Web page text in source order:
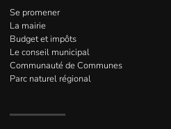
Se promener
La mairie
Budget et impôts
Le conseil municipal
Communauté de Communes
Parc naturel régional